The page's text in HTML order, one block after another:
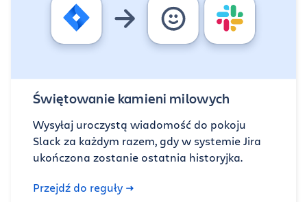
Świętowanie kamieni milowych
Wysyłaj uroczystą wiadomość do pokoju
Slack za każdym razem, gdy w systemie Jira
ukończona zostanie ostatnia historyjka.
Przejdź do reguły